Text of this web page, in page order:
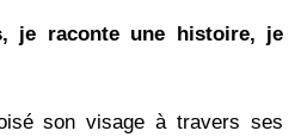
je raconte une histoire, je
son visage à travers ses